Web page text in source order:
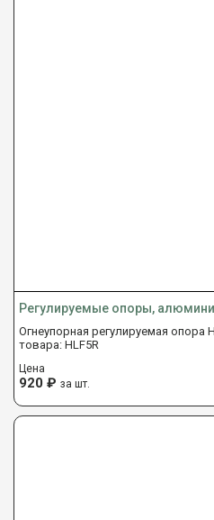
Регулируемые опоры,
Огнеупорная регулируемая опора
товара: HLF5R
Цена
920 ₽ за шт.